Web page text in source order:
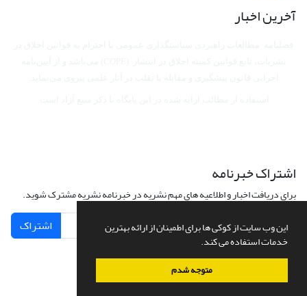
این وب سایت از کوکی ها برای اطمینان از ارائه بهترین
خدمات استفاده می کند.
متوجه شدم
آخرین اخبار
اشتراک خبرنامه
برای دریافت اخبار و اطلاعیه های مهم نشریه در خبرنامه نشریه مشترک شوید.
اشتراک
سامانه مدیریت نشریات علمی.طراحی و پیاده سازی ازسیناوب